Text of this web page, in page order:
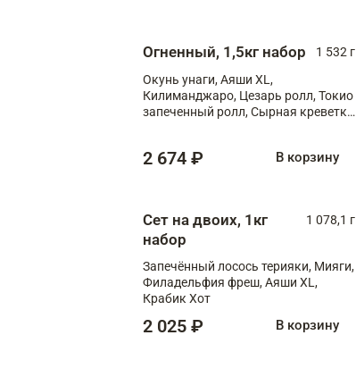
Огненный, 1,5кг набор
1 532 г
Окунь унаги, Аяши XL,
Килиманджаро, Цезарь ролл, Токио
запеченный ролл, Сырная креветка
2 674 ₽ В корзину
Сет на двоих, 1кг
набор
1 078,1 г
Запечённый лосось терияки, Мияги,
Филадельфия фреш, Аяши XL,
Крабик Хот
2 025 ₽ В корзину